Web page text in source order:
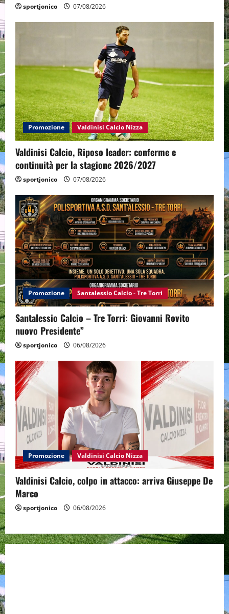
sportjonico 07/08/2026
Promozione Valdinisi Calcio Nizza
Valdinisi Calcio, Riposo leader: conferme e
continuità per la stagione 2026/2027
sportjonico 07/08/2026
Promozione Santalessio Calcio - Tre Torri
Santalessio Calcio – Tre Torri: Giovanni Rovito
nuovo Presidente”
sportjonico 06/08/2026
Promozione Valdinisi Calcio Nizza
Valdinisi Calcio, colpo in attacco: arriva Giuseppe De
Marco
sportjonico 06/08/2026